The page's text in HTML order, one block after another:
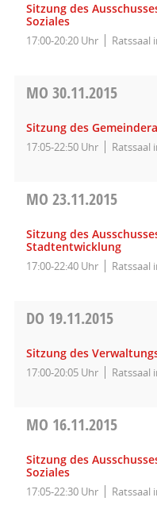
Sitzung des
Soziales
17:00-20:20 Uhr Ratssaal
MO 30.11.2015
Sitzung des
17:05-22:50 Uhr Ratssaal
MO 23.11.2015
Sitzung des
Stadtentwicklung
17:00-22:40 Uhr Ratssaal
DO 19.11.2015
Sitzung des
17:00-20:05 Uhr Ratssaal
MO 16.11.2015
Sitzung des
Soziales
17:05-22:30 Uhr Ratssaal